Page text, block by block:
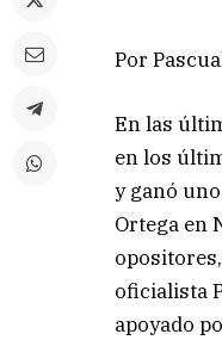
Por
En las
en los
y ganó
Ortega en
oficialista
apoyado